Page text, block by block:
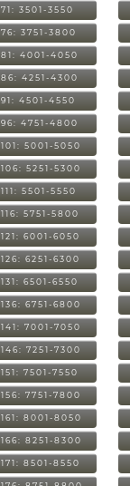
71: 3501-3550
76: 3751-3800
81: 4001-4050
86: 4251-4300
91: 4501-4550
96: 4751-4800
101: 5001-5050
106: 5251-5300
111: 5501-5550
116: 5751-5800
121: 6001-6050
126: 6251-6300
131: 6501-6550
136: 6751-6800
141: 7001-7050
146: 7251-7300
151: 7501-7550
156: 7751-7800
161: 8001-8050
166: 8251-8300
171: 8501-8550